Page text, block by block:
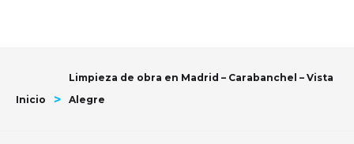
Inicio >
Limpieza de obra en Madrid – Carabanchel – Vista
Alegre